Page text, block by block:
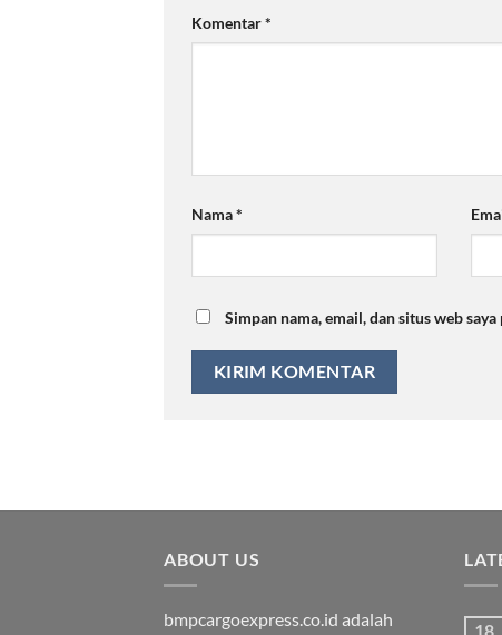
Komentar*
Nama*
Simpan nama, email, dan situs web
ABOUT US
bmpcargoexpress.co.id adalah
18